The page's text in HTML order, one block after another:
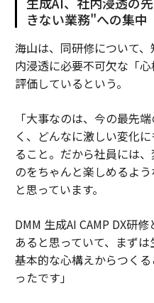
きない業務"への集中
海山は、同研修について
内浸透に必要不可欠な「
評価しているという。
「大事なのは、今の最先
く、どんなに激しい変化
ること。だから社員には
のをちゃんと楽しめるよ
と思っています。
DMM 生成AI CAMP DX研
あると思っていて、まず
基本的な心構えからつく
ったです」